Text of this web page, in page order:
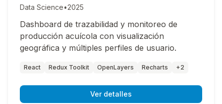
Data Science•2025
Dashboard de trazabilidad y monitoreo de
producción acuícola con visualización
geográfica y múltiples perfiles de usuario.
React Redux Toolkit OpenLayers Recharts +2
Ver detalles